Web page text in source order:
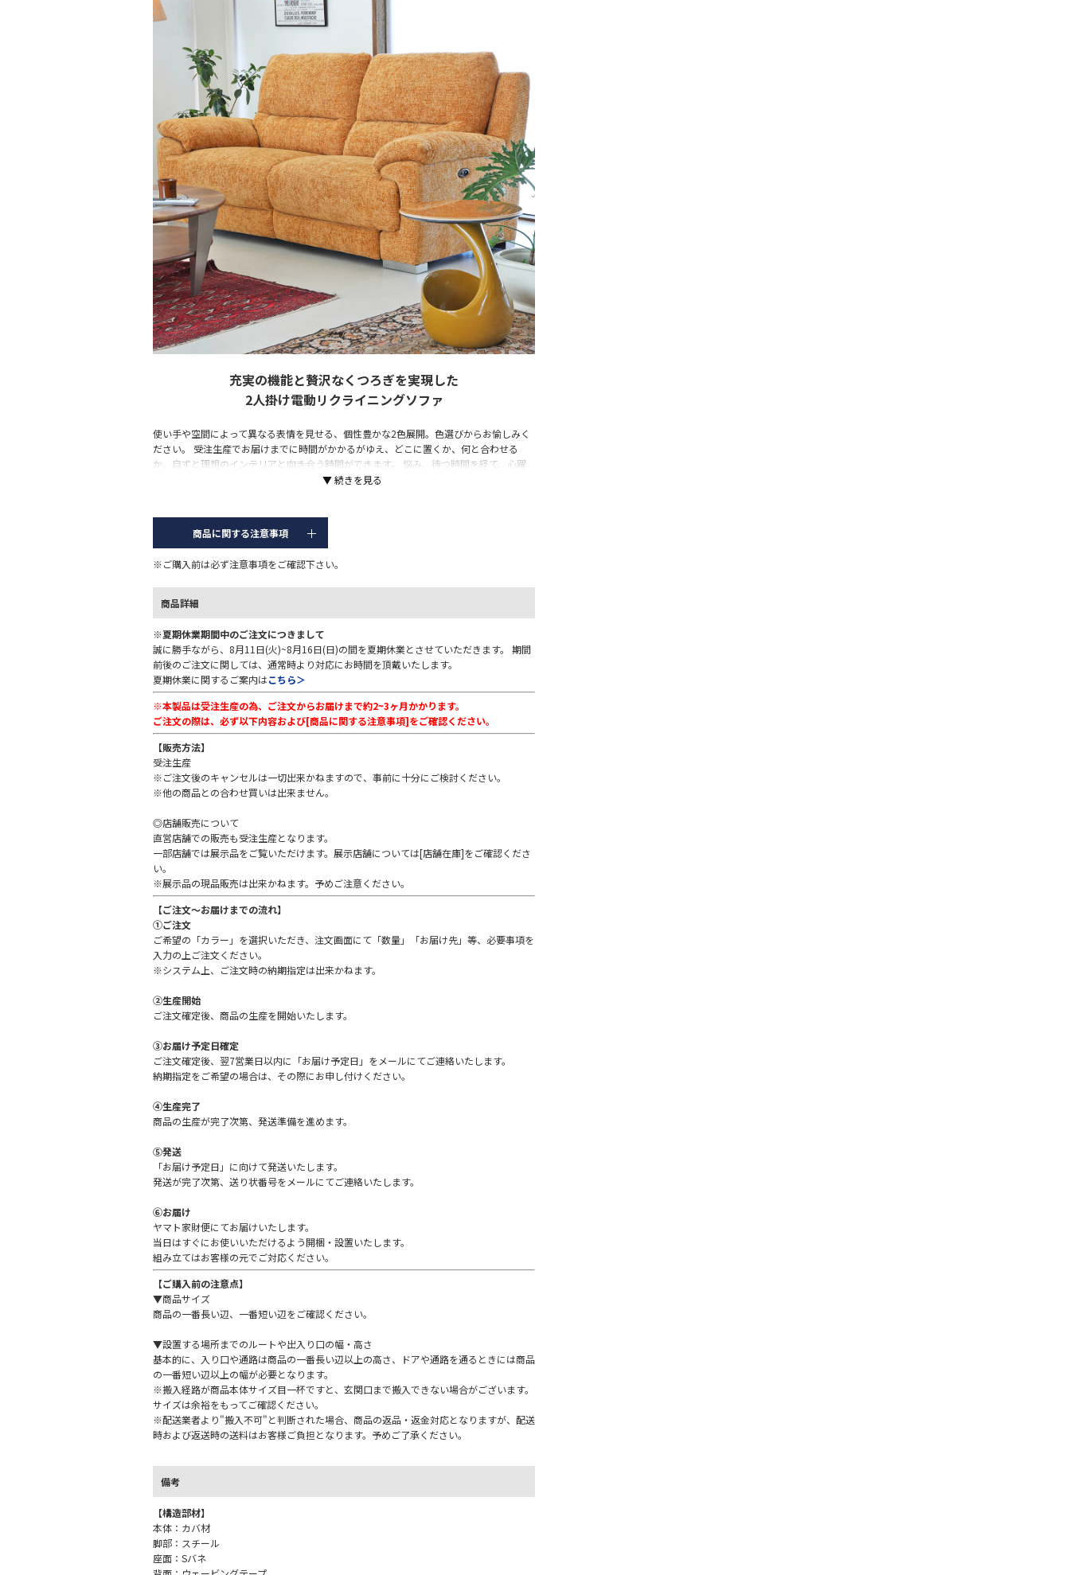
充実の機能と贅沢なくつろぎを実現した
2人掛け電動リクライニングソファ
使い手や空間によって異なる表情を見せる、個性豊かな2色展開。色選びからお愉しみく
ださい。 受注生産でお届けまでに時間がかかるがゆえ、どこに置くか、何と合わせる
か、自ずと理想のインテリアと向き合う時間ができます。 悩み、待つ時間を経て、心躍
電動リクライニング機能を差し置いても、個性的で重厚な佇まいの2シーター。傾斜のつ
いた肘掛けが生み出す開放感が心地よく、使い勝手の良いソファです。
リクライニング時｜二人の好みに合わせて
左右側面の操作ボタンで座面ごとに角度調整が可能。ボタンを押している間、背もたれが
ゆっくりと倒れながら、フットレストが上昇します。座る人それぞれの好みに合わせてお
商品に関する注意事項
※ご購入前は必ず注意事項をご確認下さい。
商品詳細
※夏期休業期間中のご注文につきまして
誠に勝手ながら、8月11日(火)~8月16日(日)の間を夏期休業とさせていただきます。 期間
前後のご注文に関しては、通常時より対応にお時間を頂戴いたします。
夏期休業に関するご案内はこちら＞
※本製品は受注生産の為、ご注文からお届けまで約2~3ヶ月かかります。
ご注文の際は、必ず以下内容および[商品に関する注意事項]をご確認ください。
【販売方法】
受注生産
※ご注文後のキャンセルは一切出来かねますので、事前に十分にご検討ください。
※他の商品との合わせ買いは出来ません。
◎店舗販売について
直営店舗での販売も受注生産となります。
一部店舗では展示品をご覧いただけます。展示店舗については[店舗在庫]をご確認くださ
い。
※展示品の現品販売は出来かねます。予めご注意ください。
【ご注文〜お届けまでの流れ】
①ご注文
ご希望の「カラー」を選択いただき、注文画面にて「数量」「お届け先」等、必要事項を
入力の上ご注文ください。
※システム上、ご注文時の納期指定は出来かねます。
②生産開始
ご注文確定後、商品の生産を開始いたします。
③お届け予定日確定
ご注文確定後、翌7営業日以内に「お届け予定日」をメールにてご連絡いたします。
納期指定をご希望の場合は、その際にお申し付けください。
④生産完了
商品の生産が完了次第、発送準備を進めます。
⑤発送
「お届け予定日」に向けて発送いたします。
発送が完了次第、送り状番号をメールにてご連絡いたします。
⑥お届け
ヤマト家財便にてお届けいたします。
当日はすぐにお使いいただけるよう開梱・設置いたします。
組み立てはお客様の元でご対応ください。
【ご購入前の注意点】
▼商品サイズ
商品の一番長い辺、一番短い辺をご確認ください。
▼設置する場所までのルートや出入り口の幅・高さ
基本的に、入り口や通路は商品の一番長い辺以上の高さ、ドアや通路を通るときには商品
の一番短い辺以上の幅が必要となります。
※搬入経路が商品本体サイズ目一杯ですと、玄関口まで搬入できない場合がございます。
サイズは余裕をもってご確認ください。
※配送業者より"搬入不可"と判断された場合、商品の返品・返金対応となりますが、配送
時および返送時の送料はお客様ご負担となります。予めご了承ください。
備考
【構造部材】
本体：カバ材
脚部：スチール
座面：Sバネ